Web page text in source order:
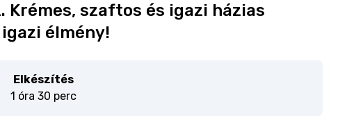
Krémes, szaftos és igazi házias
élmény!
Elkészítés
1 óra 30 perc